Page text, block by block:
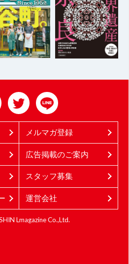
メルマガ登録
広告掲載のご案内
スタッフ募集
運営会社
Lmagazine Co.,Ltd.